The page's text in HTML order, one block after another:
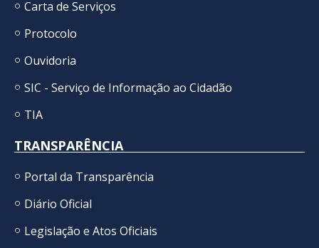
Carta de Serviços
Protocolo
Ouvidoria
SIC - Serviço de Informação ao Cidadão
TIA
TRANSPARÊNCIA
Portal da Transparência
Diário Oficial
Legislação e Atos Oficiais